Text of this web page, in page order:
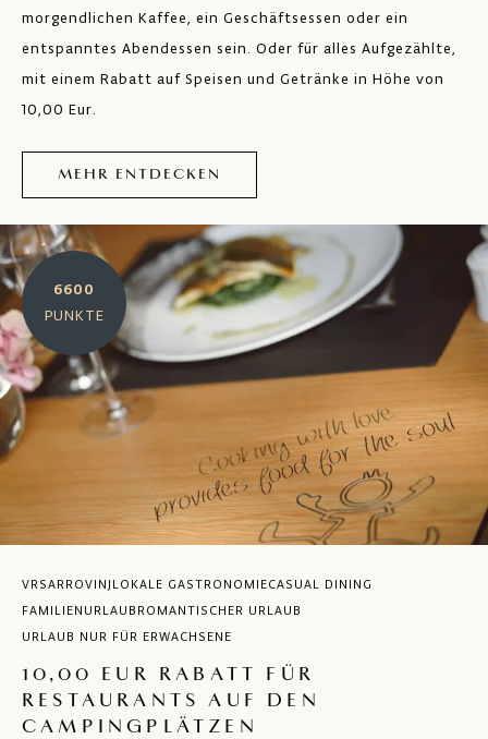
morgendlichen Kaffee, ein Geschäftsessen oder ein
entspanntes Abendessen sein. Oder für alles Aufgezählte,
mit einem Rabatt auf Speisen und Getränke in Höhe von
10,00 Eur.
MEHR ENTDECKEN
6600
PUNKTE
VRSARROVINJ LOKALE GASTRONOMIECASUAL DINING
FAMILIENURLAUB ROMANTISCHER URLAUB
URLAUB NUR FÜR ERWACHSENE
10,00 EUR RABATT FÜR
RESTAURANTS AUF DEN
CAMPINGPLÄTZEN